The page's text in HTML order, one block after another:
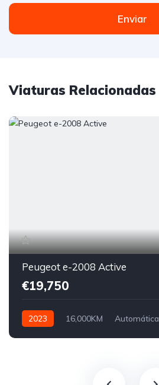
Enviar
Viaturas Relacionadas
Peugeot e-2008 Active
€19,750
2023 16,000KM Automática